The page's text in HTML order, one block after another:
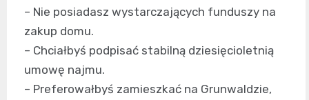
– Nie posiadasz wystarczających funduszy na
zakup domu.
– Chciałbyś podpisać stabilną dziesięcioletnią
umowę najmu.
– Preferowałbyś zamieszkać na Grunwaldzie,